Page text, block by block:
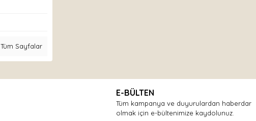
Tüm Sayfalar
E-BÜLTEN
Tüm kampanya ve duyurulardan haberdar
olmak için e-bültenimize kaydolunuz.